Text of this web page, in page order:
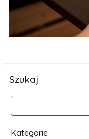
Szukaj
Kategorie